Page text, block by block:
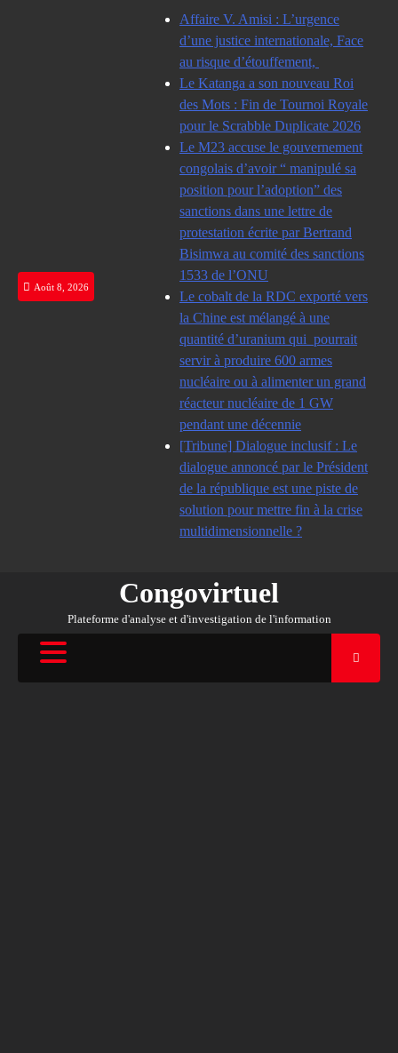
Août 8, 2026
Affaire V. Amisi : L’urgence
d’une justice internationale, Face
au risque d’étouffement,
Le Katanga a son nouveau Roi
des Mots : Fin de Tournoi Royale
pour le Scrabble Duplicate 2026
Le M23 accuse le gouvernement
congolais d’avoir “ manipulé sa
position pour l’adoption” des
sanctions dans une lettre de
protestation écrite par Bertrand
Bisimwa au comité des sanctions
1533 de l’ONU
Le cobalt de la RDC exporté vers
la Chine est mélangé à une
quantité d’uranium qui pourrait
servir à produire 600 armes
nucléaire ou à alimenter un grand
réacteur nucléaire de 1 GW
pendant une décennie
[Tribune] Dialogue inclusif : Le
dialogue annoncé par le Président
de la république est une piste de
solution pour mettre fin à la crise
multidimensionnelle ?
Congovirtuel
Plateforme d'analyse et d'investigation de l'information